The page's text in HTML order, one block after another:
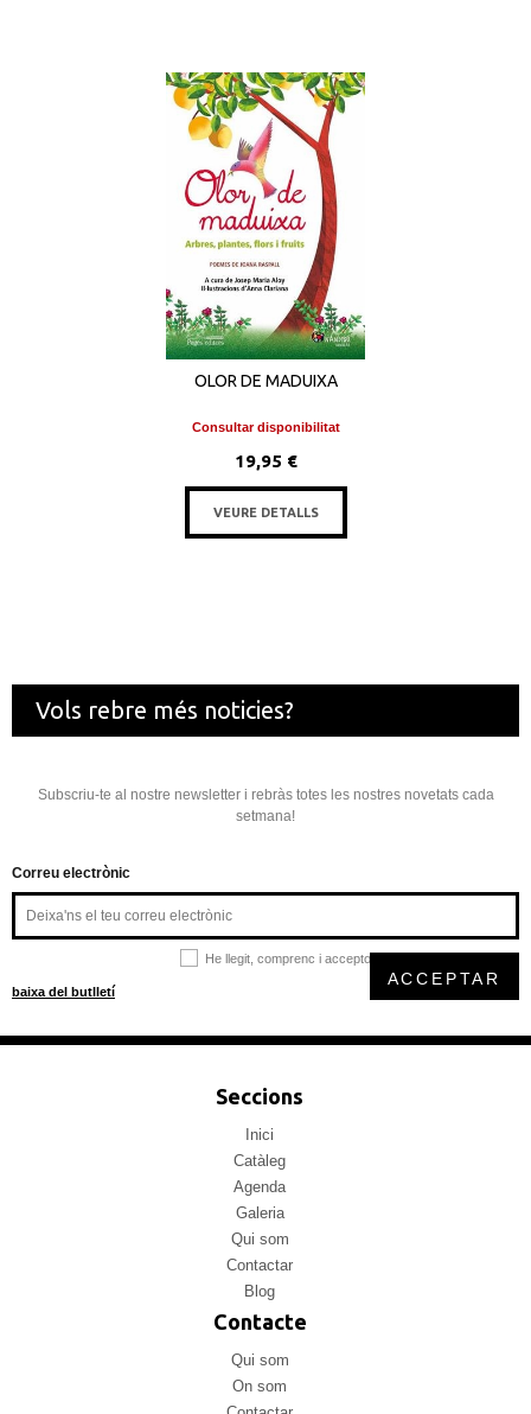
OLOR DE MADUIXA
Consultar disponibilitat
19,95 €
VEURE DETALLS
Vols rebre més noticies?
Subscriu-te al nostre newsletter i rebràs totes les nostres novetats cada
setmana!
Correu electrònic
He llegit, comprenc i accepto la
baixa del butlletí
ACCEPTAR
Seccions
Inici
Catàleg
Agenda
Galeria
Qui som
Contactar
Blog
Contacte
Qui som
On som